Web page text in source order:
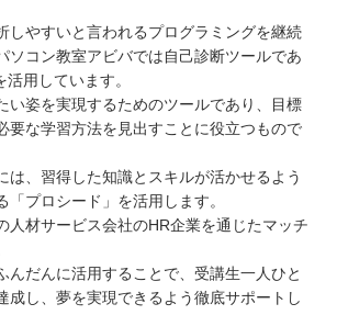
しやすいと言われるプログラミングを継続
ソコン教室アビバでは自己診断ツールであ
用しています。
い姿を実現するためのツールであり、目標
要な学習方法を見出すことに役立つもので
は、習得した知識とスキルが活かせるよう
「プロシード」を活用します。
人材サービス会社のHR企業を通じたマッチ
んだんに活用することで、受講生一人ひと
成し、夢を実現できるよう徹底サポートし